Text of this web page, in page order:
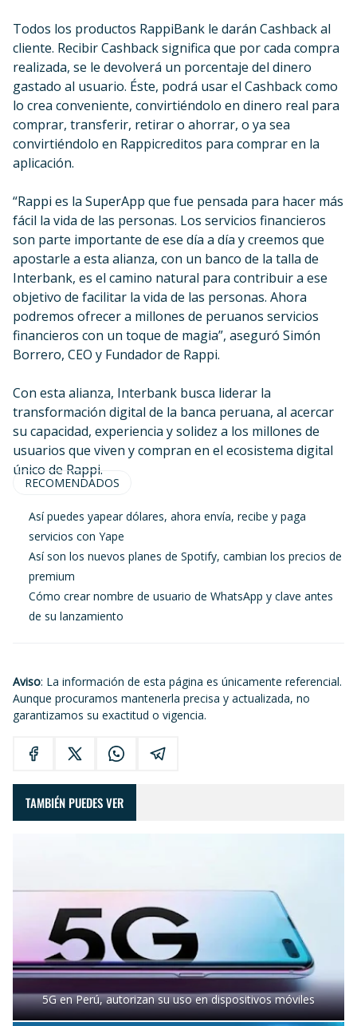
Todos los productos RappiBank le darán Cashback al
cliente. Recibir Cashback significa que por cada compra
realizada, se le devolverá un porcentaje del dinero
gastado al usuario. Éste, podrá usar el Cashback como
lo crea conveniente, convirtiéndolo en dinero real para
comprar, transferir, retirar o ahorrar, o ya sea
convirtiéndolo en Rappicreditos para comprar en la
aplicación.
“Rappi es la SuperApp que fue pensada para hacer más
fácil la vida de las personas. Los servicios financieros
son parte importante de ese día a día y creemos que
apostarle a esta alianza, con un banco de la talla de
Interbank, es el camino natural para contribuir a ese
objetivo de facilitar la vida de las personas. Ahora
podremos ofrecer a millones de peruanos servicios
financieros con un toque de magia”, aseguró Simón
Borrero, CEO y Fundador de Rappi.
Con esta alianza, Interbank busca liderar la
transformación digital de la banca peruana, al acercar
su capacidad, experiencia y solidez a los millones de
usuarios que viven y compran en el ecosistema digital
único de Rappi.
RECOMENDADOS
Así puedes yapear dólares, ahora envía, recibe y paga
servicios con Yape
Así son los nuevos planes de Spotify, cambian los precios de
premium
Cómo crear nombre de usuario de WhatsApp y clave antes
de su lanzamiento
Aviso: La información de esta página es únicamente referencial.
Aunque procuramos mantenerla precisa y actualizada, no
garantizamos su exactitud o vigencia.
TAMBIÉN PUEDES VER
5G en Perú, autorizan su uso en dispositivos móviles